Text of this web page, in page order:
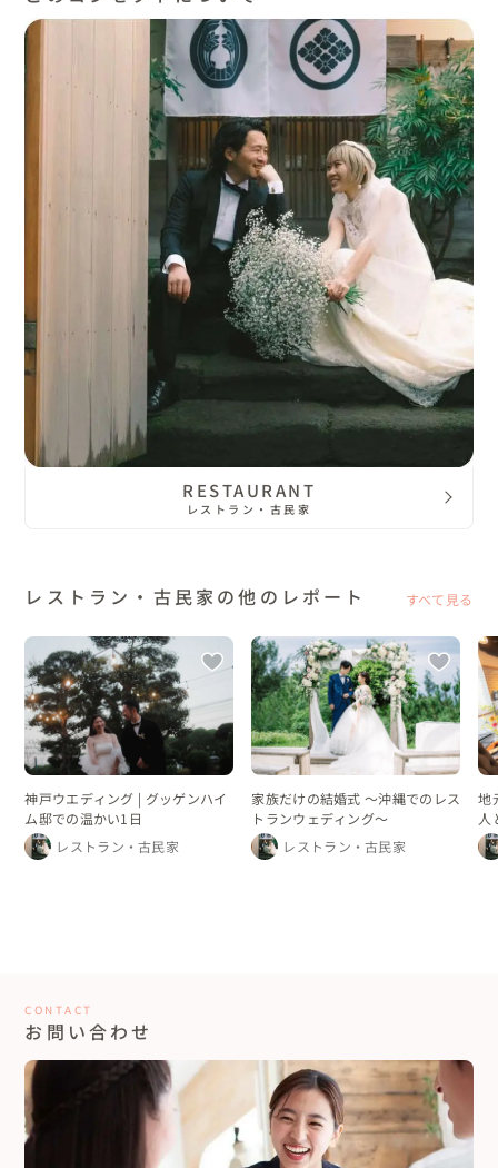
RESTAURANT
レストラン・古民家
レストラン・古民家の他のレポート すべて見る
神戸ウエディング | グッゲンハイ
ム邸での温かい1日
レストラン・古民家
家族だけの結婚式 〜沖縄でのレス
トランウェディング〜
レストラン・古民家
地
人
ン
CONTACT
お問い合わせ